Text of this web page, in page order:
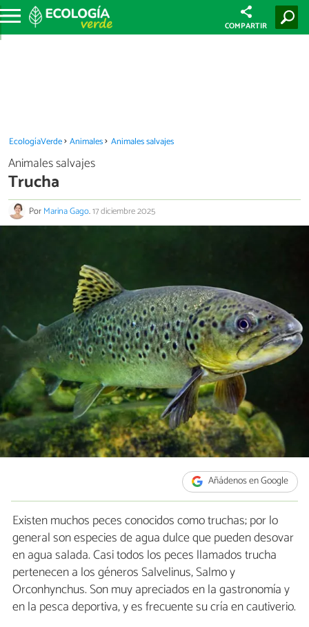
COMPARTIR
EcologíaVerde Animales Animales salvajes
Animales salvajes
Trucha
PorMarina Gago.17 diciembre 2025
Añádenos en Google
Existen muchos peces conocidos como truchas; por lo
general son especies de agua dulce que pueden desovar
en agua salada. Casi todos los peces llamados trucha
pertenecen a los géneros Salvelinus, Salmo y
Orconhynchus. Son muy apreciados en la gastronomía y
en la pesca deportiva, y es frecuente su cría en cautiverio.